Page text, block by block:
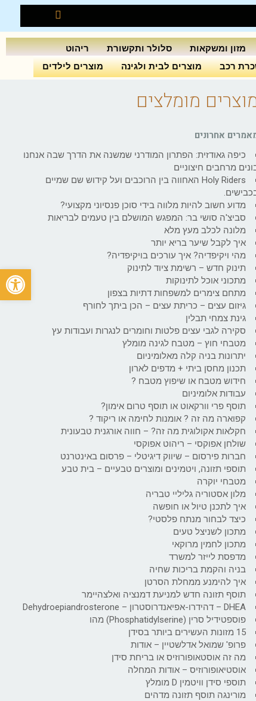
מזון ומשקאות סלולר ותקשורת
ריהוט
רכב מוצרים לבית ולגינה מוצרים לילדים
מומלצים
אחרונים
כיפה גאודזית: הפתרון המודרני שמשנה את הדרך שבה אנחנו
מרחבים חיצוניים
Holy Riders האחווה בין הרוכבים ועל קידוש שם שמיים
מדוע חשוב להיות מלווה בידי סוכן פנסיוני מקצועי?
סביצ'ה סושי בר: המפגש המושלם בין טעמים לבריאות
מלונה לכלב מעץ מלא
איך לקבל שיער בריא יותר
מהי ויקיפדיה? איך עורכים בויקיפדיה?
תינוק חדש – רשימת ציוד לתינוק
מתכוני אוכל לתינוקות
מתחם צימרים למשפחות דתיות בצפון
גיזום עצים – כריתת עצים – הכן ביתך לחורף
גינת צמחי תבלין
סקירה לגבי עצים פלטות וחומרים לנגרות ועבודות עץ
מטבחי חוץ – מטבח לגינה מומלץ
יתרונות בניה קלה מאלומיניום
תכנון מחסן ביתי + מדפים לארון
חידוש מטבח או שיפוץ מטבח ?
עבודות אלומיניום
תוסף פרי וורקאוט או תוסף טרום אימון?
קפוארה מה זה ? אומנות לחימה או ריקוד ?
חקלאות אקולוגית מה זה? – חווה אורגנית טבעונית
שולחן אפוקסי – ריהוט אפוקסי
חברות פירסום – שיווק דיגיטלי – פרסום באינטרנט
תוספי תזונה, ויטמינים ומוצרים טבעיים – בית טבע
מטבחי יוקרה
מלון אסטוריה גליליי טבריה
איך לתכנן טיול או חופשה
כיצד לבחור מנתח פלסטי?
מתכון לשניצל טעים
מתכון לחמין מרוקאי
מדפסת לייזר למשרד
בניה והקמת בריכות שחיה
איך להימנע ממחלת הסרטן
תוסף תזונה חדש למניעת דמנציה ואלצהיימר
DHEA – דהידרו-אפיאנדרוסטרון – Dehydroepiandrosterone
פוספטידיל סרין (Phosphatidylserine) מהו
15 מזונות העשירים ביותר בסידן
פרופ' שמואל אדלשטיין – אודות
מה זה אוסטאופורוזיס או בריחת סידן
אוסטיאופורוזיס – אודות המחלה
תוספי סידן וויטמין D מומלץ
מורינגה תוסף תזונה מדהים